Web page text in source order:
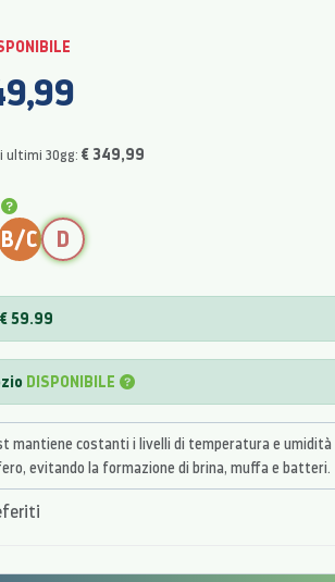
ultimi 30gg: € 349,99
B/C D
59.99
DISPONIBILE
mantiene costanti i livelli di temperatura e umidità
evitando la formazione di brina, muffa e batteri.